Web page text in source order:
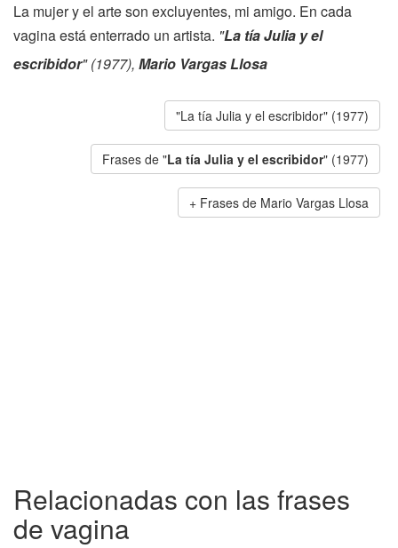
La mujer y el arte son excluyentes, mi amigo. En cada
vagina está enterrado un artista. "La tía Julia y el
escribidor" (1977), Mario Vargas Llosa
"La tía Julia y el escribidor" (1977)
Frases de "La tía Julia y el escribidor" (1977)
Frases de Mario Vargas Llosa
Relacionadas con las frases
de vagina